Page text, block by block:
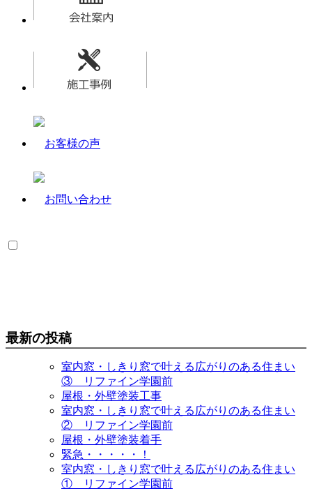
最新の投稿
室内窓・しきり窓で叶える広がりのある住まい
③ リファイン学園前
屋根・外壁塗装工事
室内窓・しきり窓で叶える広がりのある住まい
② リファイン学園前
屋根・外壁塗装着手
緊急・・・・・！
室内窓・しきり窓で叶える広がりのある住まい
① リファイン学園前